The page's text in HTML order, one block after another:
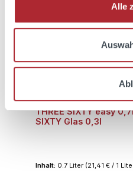
Alle
THREE SIXTY easy
SIXTY Glas 0,3l
Inhalt: 0.7 Liter (21,41 € / 1